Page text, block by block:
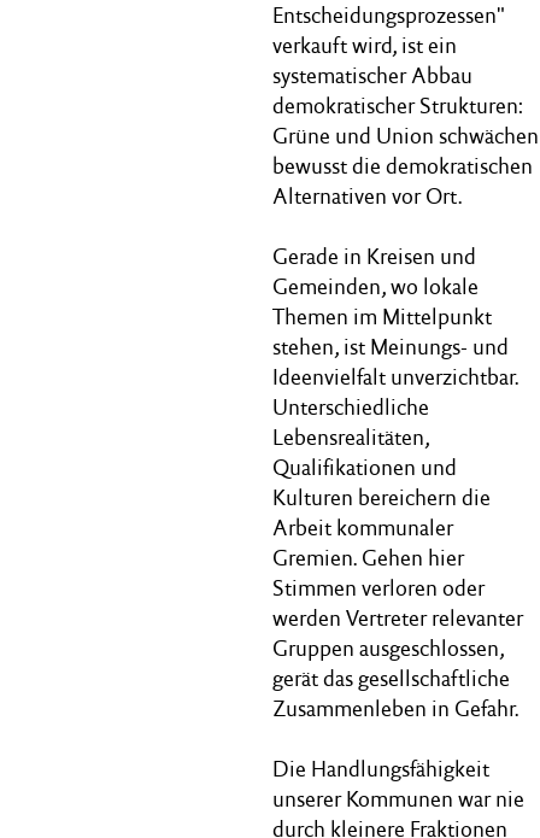
Entscheidungsprozessen"
verkauft wird, ist ein
systematischer Abbau
demokratischer Strukturen:
Grüne und Union schwächen
bewusst die demokratischen
Alternativen vor Ort.
Gerade in Kreisen und
Gemeinden, wo lokale
Themen im Mittelpunkt
stehen, ist Meinungs- und
Ideenvielfalt unverzichtbar.
Unterschiedliche
Lebensrealitäten,
Qualifikationen und
Kulturen bereichern die
Arbeit kommunaler
Gremien. Gehen hier
Stimmen verloren oder
werden Vertreter relevanter
Gruppen ausgeschlossen,
gerät das gesellschaftliche
Zusammenleben in Gefahr.
Die Handlungsfähigkeit
unserer Kommunen war nie
durch kleinere Fraktionen